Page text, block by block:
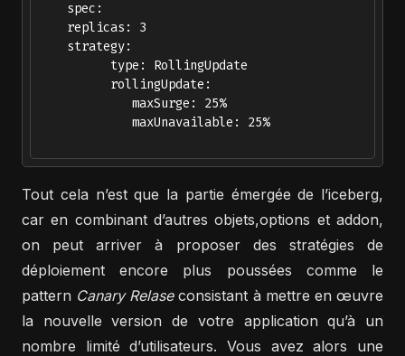
    spec:
    replicas: 3
    strategy:
          type: RollingUpdate
          rollingUpdate:
             maxSurge: 25%
             maxUnavailable: 25%
Tout cela n’est que la partie émergée de l’iceberg,
car en combinant d’autres objets,options et addon,
on peut arriver à proposer des stratégies de
déploiement encore plus poussées comme le
pattern Canary Relaseconsistant à mettre en œuvre
la nouvelle version de votre application qu’à un
nombre limité d’utilisateurs. Vous avez alors une